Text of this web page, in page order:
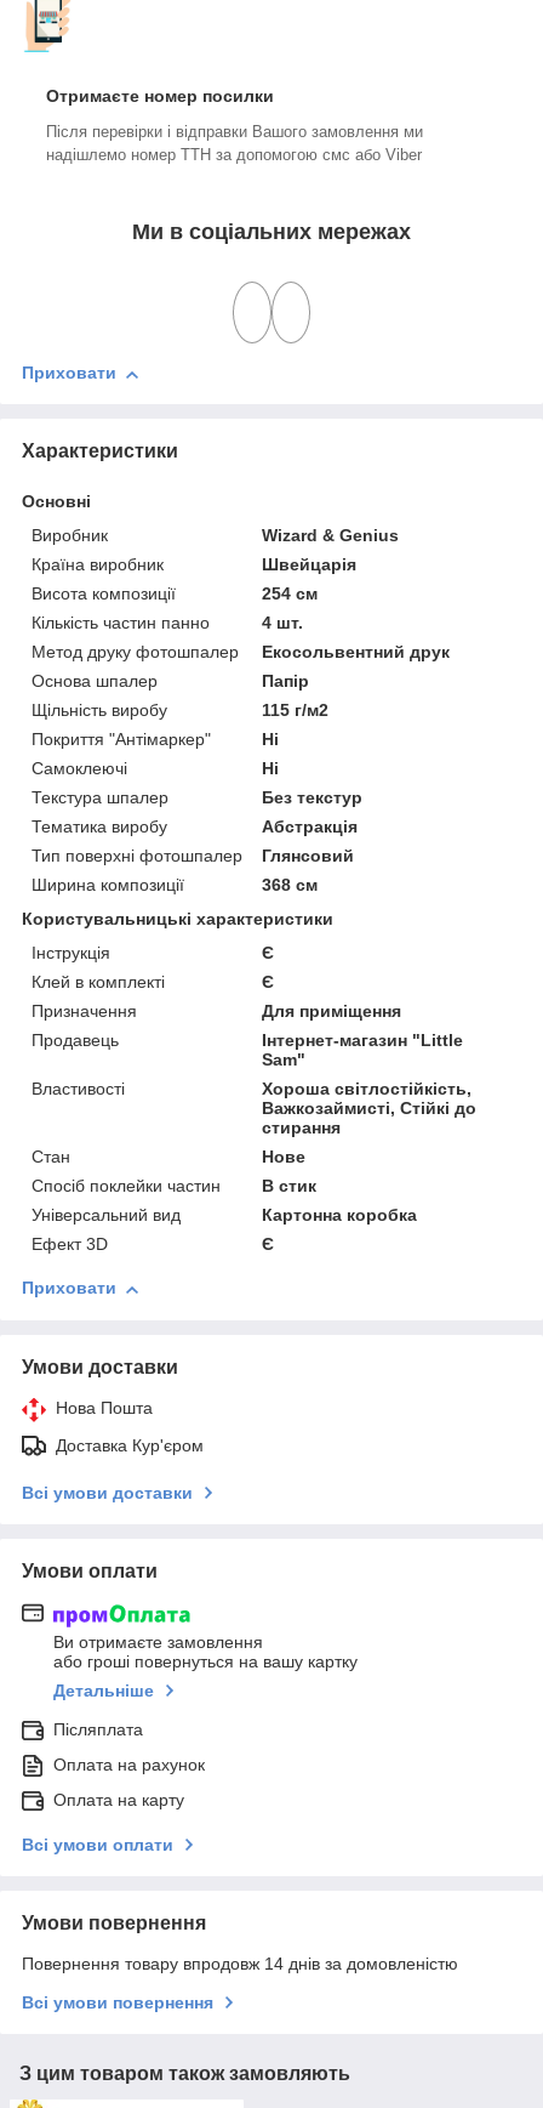
Отримаєте номер посилки
Після перевірки і відправки Вашого замовлення ми
надішлемо номер ТТН за допомогою смс або Viber
Ми в соціальних мережах
Приховати
Характеристики
Основні
Виробник
Wizard & Genius
Країна виробник
Швейцарія
Висота композиції
254 см
Кількість частин панно
4 шт.
Метод друку фотошпалер
Екосольвентний друк
Основа шпалер
Папір
Щільність виробу
115 г/м2
Покриття "Антімаркер"
Ні
Самоклеючі
Ні
Текстура шпалер
Без текстур
Тематика виробу
Абстракція
Тип поверхні фотошпалер
Глянсовий
Ширина композиції
368 см
Користувальницькі характеристики
Інструкція
Є
Клей в комплекті
Є
Призначення
Для приміщення
Продавець
Інтернет-магазин "Little
Sam"
Властивості
Хороша світлостійкість,
Важкозаймисті, Стійкі до
стирання
Стан
Нове
Спосіб поклейки частин
В стик
Універсальний вид
Картонна коробка
Ефект 3D
Є
Приховати
Умови доставки
Нова Пошта
Доставка Кур'єром
Всі умови доставки
Умови оплати
Ви отримаєте замовлення
або гроші повернуться на вашу картку
Детальніше
Післяплата
Оплата на рахунок
Оплата на карту
Всі умови оплати
Умови повернення
Повернення товару впродовж 14 днів за домовленістю
Всі умови повернення
З цим товаром також замовляють